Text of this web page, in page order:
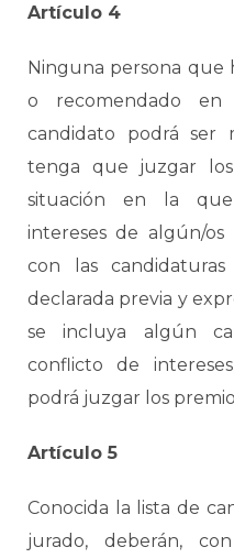
Artículo 4
Ninguna persona que
o recomendado
candidato podrá ser
tenga que juzgar
situación en la
intereses de algún/os
con las
declarada previa y
se incluya algún
conflicto de
podrá juzgar los
Artículo 5
Conocida la lista de
jurado, deberán,